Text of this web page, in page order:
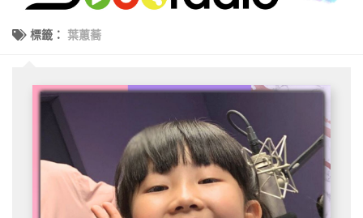
標籤： 葉蕙蕎